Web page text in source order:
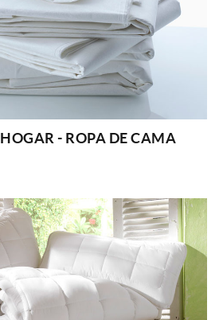
- ROPA DE CAMA